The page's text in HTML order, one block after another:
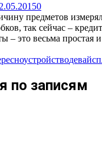
0
предметов
так сейчас –
– это весьма простая
устройстводевайс
по записям